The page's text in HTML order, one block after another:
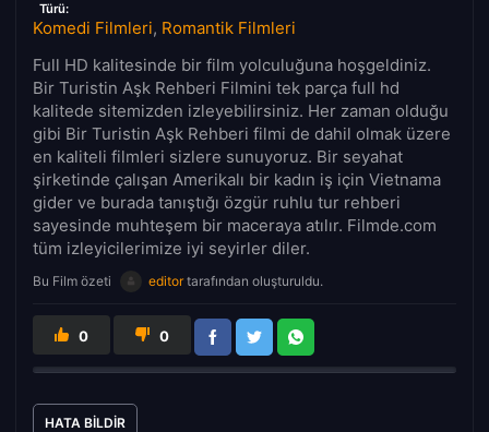
Türü:
Komedi Filmleri, Romantik Filmleri
Full HD kalitesinde bir film yolculuğuna hoşgeldiniz.
Bir Turistin Aşk Rehberi Filmini tek parça full hd
kalitede sitemizden izleyebilirsiniz. Her zaman olduğu
gibi Bir Turistin Aşk Rehberi filmi de dahil olmak üzere
en kaliteli filmleri sizlere sunuyoruz. Bir seyahat
şirketinde çalışan Amerikalı bir kadın iş için Vietnama
gider ve burada tanıştığı özgür ruhlu tur rehberi
sayesinde muhteşem bir maceraya atılır. Filmde.com
tüm izleyicilerimize iyi seyirler diler.
Bu Film özeti editortarafından oluşturuldu.
0 0
HATA BILDIR